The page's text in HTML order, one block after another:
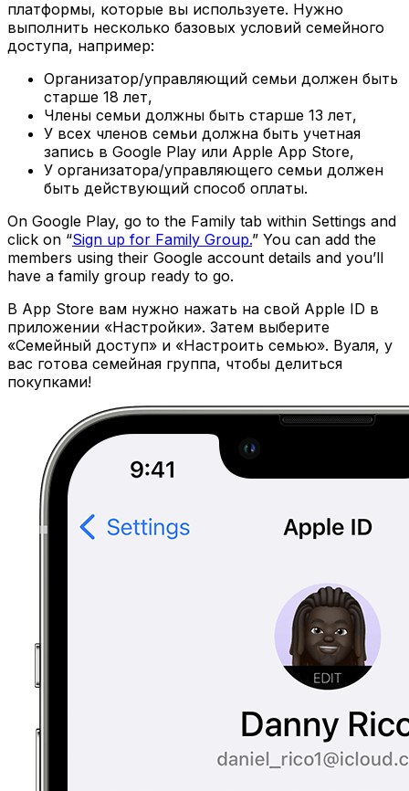
платформы, которые вы используете. Нужно
выполнить несколько базовых условий семейного
доступа, например:
Организатор/управляющий семьи должен быть
старше 18 лет,
Члены семьи должны быть старше 13 лет,
У всех членов семьи должна быть учетная
запись в Google Play или Apple App Store,
У организатора/управляющего семьи должен
быть действующий способ оплаты.
On Google Play, go to the Family tab within Settings and
click on “Sign up for Family Group.” You can add the
members using their Google account details and you’ll
have a family group ready to go.
В App Store вам нужно нажать на свой Apple ID в
приложении «Настройки». Затем выберите
«Семейный доступ» и «Настроить семью». Вуаля, у
вас готова семейная группа, чтобы делиться
покупками!